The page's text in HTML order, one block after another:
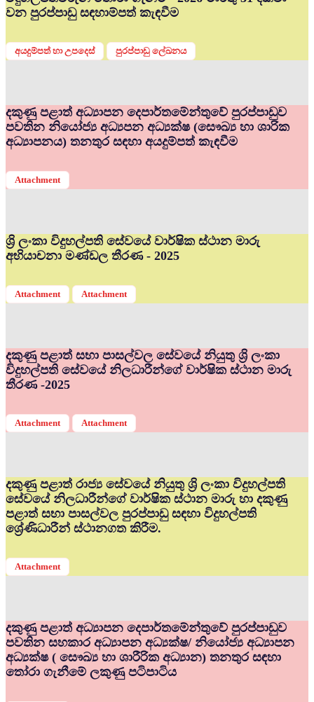
වන පුරප්පාඩු සඳහාම්පත් කැඳවීම
අයදුම්පත් හා උපදෙස් පුරප්පාඩු ලේඛනය
දකුණු පළාත් අධ්‍යාපන දෙපාර්තමේන්තුවේ පුරප්පාඩුව
පවතින නියෝජ්‍ය අධ්‍යපන අධ්‍යක්ෂ (සෞඛ්‍ය හා ශාරික
අධ්‍යාපනය) තනතුර සඳහා අයදුම්පත් කැඳවීම
Attachment
ශ්‍රි ලංකා විදුහල්පති සේවයේ වාර්ෂික ස්ථාන මාරු
අභියාචනා මණ්ඩල තීරණ - 2025
Attachment Attachment
දකුණු පළාත් සභා පාසල්වල සේවයේ නියුතු ශ්‍රි ලංකා
විදුහල්පති සේවයේ නිලධාරීන්ගේ වාර්ෂික ස්ථාන මාරු
තීරණ -2025
Attachment Attachment
දකුණු පළාත් රාජ්‍ය සේවයේ නියුතු ශ්‍රි ලංකා විදුහල්පති
සේවයේ නිලධාරීන්ගේ වාර්ෂික ස්ථාන මාරු හා දකුණු
පළාත් සභා පාසල්වල පුරප්පාඩු සඳහා විදුහල්පති
ශ්‍රේණිධාරීන් ස්ථානගත කිරීම.
Attachment
දකුණු පළාත් අධ්‍යාපන දෙපාර්තමේන්තුවේ පුරප්පාඩුව
පවතින සහකාර අධ්‍යාපන අධ්‍යක්ෂ/ නියෝජ්‍ය අධ්‍යාපන
අධ්‍යක්ෂ ( සෞඛ්‍ය හා ශාරීරික අධ්‍යාන) තනතුර සඳහා
තෝරා ගැනීමේ ලකුණු පටිපාටිය